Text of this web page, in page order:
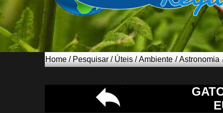
Home / Pesquisar / Úteis /Ambiente /Astronomia